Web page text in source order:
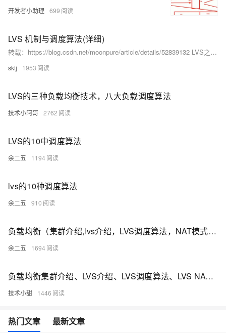
开发者小助理 699
LVS 机制与调度算法(详细)
转载：https://blog.csdn.net/moonpure/article/details/52839132 LVS之一：三种工作模式的优缺点比较（NAT/TUN/DR） 一、Virtual server via NAT（VS-NAT） 优点：集群中的物理服务器可以使用任何支持TCP/IP操作系统，物理服务器可以分配Internet的保留私有地址，只有负载均衡器需要一个合法的IP地址。
sktj 1953
LVS的三种负载均衡技术，八大负载调度算法
技术小阿哥 2762
LVS的10中调度算法
余二五 1194
lvs的10种调度算法
余二五 910
负载均衡（集群介绍,lvs介绍，LVS调度算法，NAT模式搭建）
余二五 1694
负载均衡集群介绍、LVS介绍、LVS调度算法、LVS NAT模式搭建
技术小甜 1446
热门文章 最新文章